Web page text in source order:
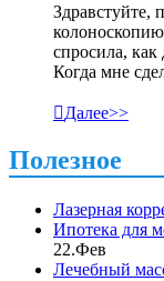
Здравстуйте,
спросила,
Когда мне
Далее>>
Полезное
Лазерная
Ипотека для
22.Фев
Лечебный